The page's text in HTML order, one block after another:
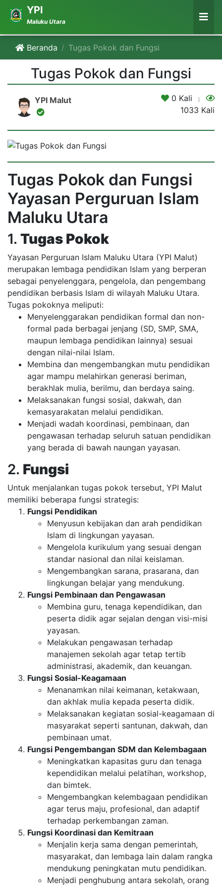
YPI
Maluku Utara
Beranda Tugas Pokok dan Fungsi
Tugas Pokok dan Fungsi
YPI Malut
0 Kali
1033 Kali
Tugas Pokok dan Fungsi
Yayasan Perguruan Islam
Maluku Utara
1. Tugas Pokok
Yayasan Perguruan Islam Maluku Utara (YPI Malut)
merupakan lembaga pendidikan Islam yang berperan
sebagai penyelenggara, pengelola, dan pengembang
pendidikan berbasis Islam di wilayah Maluku Utara.
Tugas pokoknya meliputi:
Menyelenggarakan pendidikan formal dan non-
formal pada berbagai jenjang (SD, SMP, SMA,
maupun lembaga pendidikan lainnya) sesuai
dengan nilai-nilai Islam.
Membina dan mengembangkan mutu pendidikan
agar mampu melahirkan generasi beriman,
berakhlak mulia, berilmu, dan berdaya saing.
Melaksanakan fungsi sosial, dakwah, dan
kemasyarakatan melalui pendidikan.
Menjadi wadah koordinasi, pembinaan, dan
pengawasan terhadap seluruh satuan pendidikan
yang berada di bawah naungan yayasan.
2. Fungsi
Untuk menjalankan tugas pokok tersebut, YPI Malut
memiliki beberapa fungsi strategis:
Fungsi Pendidikan
Menyusun kebijakan dan arah pendidikan
Islam di lingkungan yayasan.
Mengelola kurikulum yang sesuai dengan
standar nasional dan nilai keislaman.
Mengembangkan sarana, prasarana, dan
lingkungan belajar yang mendukung.
Fungsi Pembinaan dan Pengawasan
Membina guru, tenaga kependidikan, dan
peserta didik agar sejalan dengan visi-misi
yayasan.
Melakukan pengawasan terhadap
manajemen sekolah agar tetap tertib
administrasi, akademik, dan keuangan.
Fungsi Sosial-Keagamaan
Menanamkan nilai keimanan, ketakwaan,
dan akhlak mulia kepada peserta didik.
Melaksanakan kegiatan sosial-keagamaan di
masyarakat seperti santunan, dakwah, dan
pembinaan umat.
Fungsi Pengembangan SDM dan Kelembagaan
Meningkatkan kapasitas guru dan tenaga
kependidikan melalui pelatihan, workshop,
dan bimtek.
Mengembangkan kelembagaan pendidikan
agar terus maju, profesional, dan adaptif
terhadap perkembangan zaman.
Fungsi Koordinasi dan Kemitraan
Menjalin kerja sama dengan pemerintah,
masyarakat, dan lembaga lain dalam rangka
mendukung peningkatan mutu pendidikan.
Menjadi penghubung antara sekolah, orang